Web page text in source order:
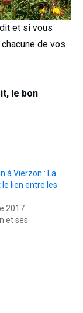
et si vous
de vos
le bon
à Vierzon : La
lien entre les
2017
et ses